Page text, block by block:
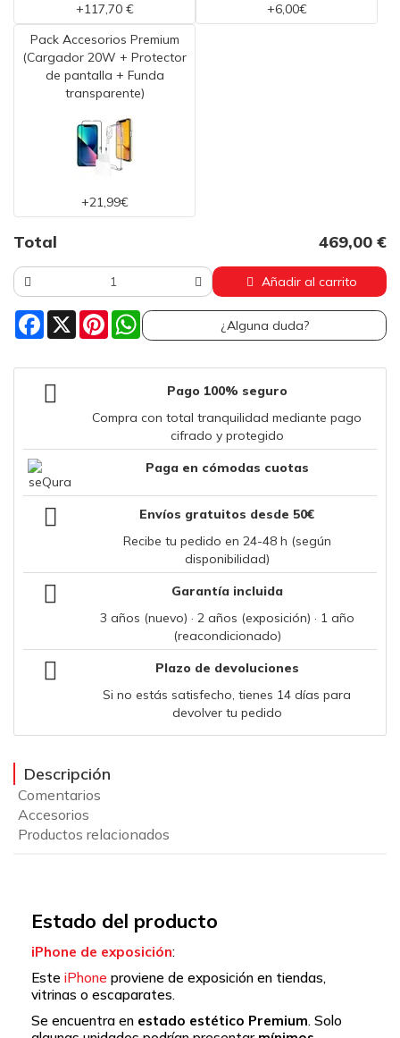
+117,70 €
+6,00€
Pack Accesorios Premium
(Cargador 20W + Protector
de pantalla + Funda
transparente)
+21,99€
Total 469,00 €
Añadir al carrito
Facebook
X PinterestWhatsApp ¿Alguna duda?
Pago 100% seguro
Compra con total tranquilidad mediante pago
cifrado y protegido
Paga en cómodas cuotas
Envíos gratuitos desde 50€
Recibe tu pedido en 24-48 h (según
disponibilidad)
Garantía incluida
3 años (nuevo) · 2 años (exposición) · 1 año
(reacondicionado)
Plazo de devoluciones
Si no estás satisfecho, tienes 14 días para
devolver tu pedido
Descripción
Comentarios
Accesorios
Productos relacionados
Estado del producto
iPhone de exposición:
Este iPhone proviene de exposición en tiendas,
vitrinas o escaparates.
Se encuentra en estado estético Premium. Solo